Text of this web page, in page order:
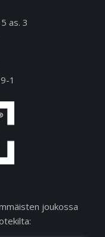
as. 3
1
joukossa